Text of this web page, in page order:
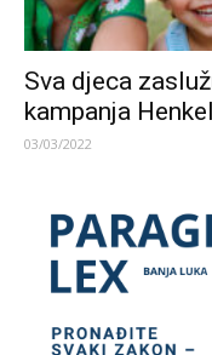
Sva djeca
kampanja
03/03/2022